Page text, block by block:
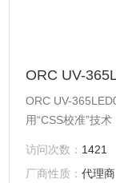
ORC UV-
ORC UV-
用“CSS校准”技
访问次数： 1421
厂商性质：代理商